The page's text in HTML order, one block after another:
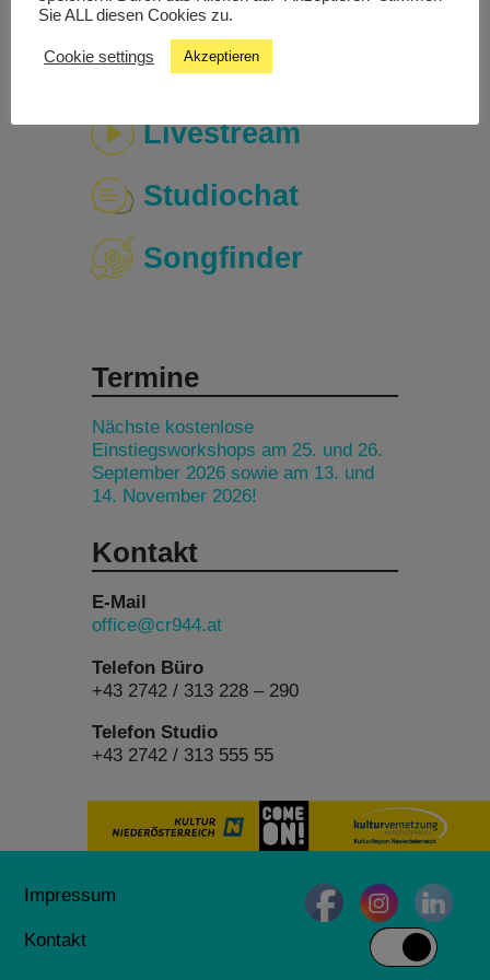
Livestream
Studiochat
Songfinder
Termine
Nächste kostenlose
Einstiegsworkshops am 25. und 26.
September 2026 sowie am 13. und
14. November 2026!
Kontakt
E-Mail
office@cr944.at
Telefon Büro
+43 2742 / 313 228 – 290
Telefon Studio
+43 2742 / 313 555 55
Impressum
Kontakt
Sie ALL diesen Cookies zu.
Cookie settings Akzeptieren